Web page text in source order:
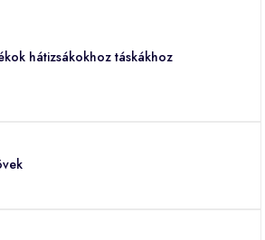
hátizsákokhoz táskákhoz